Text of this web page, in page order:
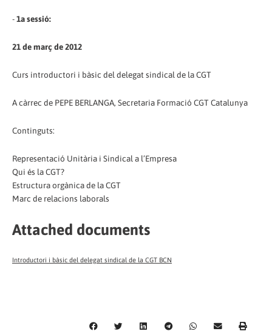
-1a sessió:
21 de març de 2012
Curs introductori i bàsic del delegat sindical de la CGT
A càrrec de PEPE BERLANGA, Secretaria Formació CGT Catalunya
Continguts:
Representació Unitària i Sindical a l’Empresa
Qui és la CGT?
Estructura orgànica de la CGT
Marc de relacions laborals
Attached documents
Introductori i bàsic del delegat sindical de la CGT BCN